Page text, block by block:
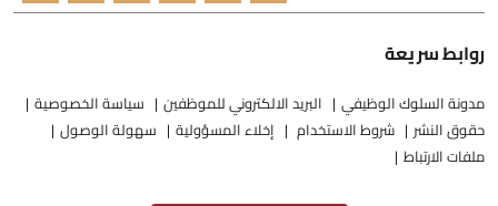
روابط سريعة
مدونة السلوك الوظيفي البريد الالكتروني للموظفين
سياسة الخصوصية
حقوق النشر
شروط الاستخدام إخلاء المسؤولية
سهولة الوصول
ملفات الارتباط